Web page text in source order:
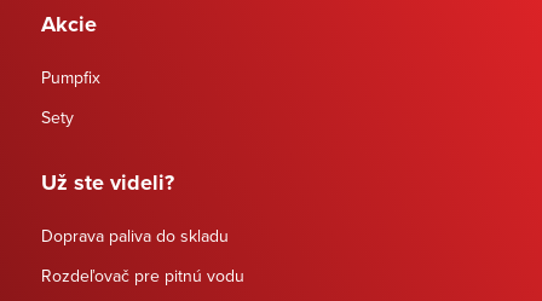
Akcie
Pumpfix
Sety
Už ste videli?
Doprava paliva do skladu
Rozdeľovač pre pitnú vodu